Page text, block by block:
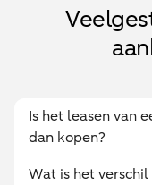
Is het leasen van
dan kopen?
Wat is het